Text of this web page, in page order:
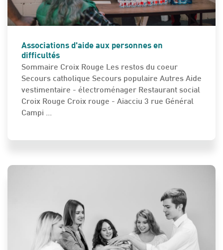
ENGAGEMENT
Associations d'aide aux personnes en
difficultés
Sommaire Croix Rouge Les restos du coeur
Secours catholique Secours populaire Autres Aide
vestimentaire - électroménager Restaurant social
Croix Rouge Croix rouge - Aiacciu 3 rue Général
Campi ...